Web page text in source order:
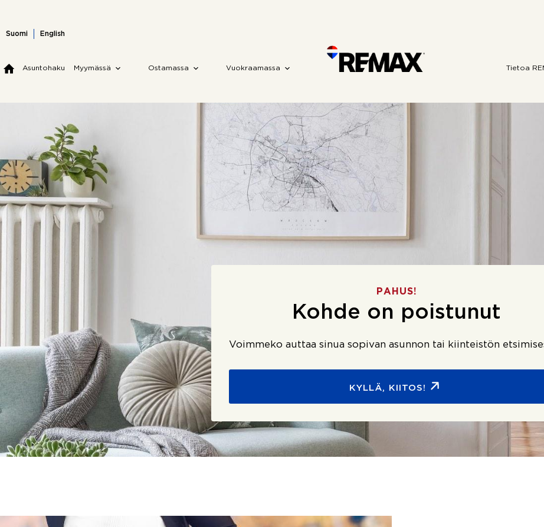
content
Suomi English
Asuntohaku Myymässä Ostamassa Vuokraamassa Tietoa
PAHUS!
Kohde on poistunut
Voimmeko auttaa sinua sopivan asunnon tai kiinteistön
KYLLÄ, KIITOS!